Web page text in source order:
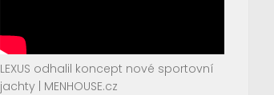
LEXUS odhalil koncept nové sportovní
jachty | MENHOUSE.cz